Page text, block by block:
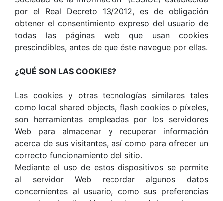
por el Real Decreto 13/2012, es de obligación
obtener el consentimiento expreso del usuario de
todas las páginas web que usan cookies
prescindibles, antes de que éste navegue por ellas.
¿QUÉ SON LAS COOKIES?
Las cookies y otras tecnologías similares tales
como local shared objects, flash cookies o píxeles,
son herramientas empleadas por los servidores
Web para almacenar y recuperar información
acerca de sus visitantes, así como para ofrecer un
correcto funcionamiento del sitio.
Mediante el uso de estos dispositivos se permite
al servidor Web recordar algunos datos
concernientes al usuario, como sus preferencias